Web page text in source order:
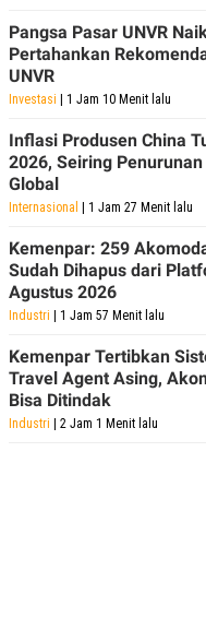
Pangsa Pasar UNVR
Pertahankan
UNVR
Investasi | 1 Jam 10 Menit lalu
Inflasi Produsen China
2026, Seiring
Global
Internasional | 1 Jam 27 Menit lalu
Kemenpar: 259
Sudah Dihapus dari
Agustus 2026
Industri | 1 Jam 57 Menit lalu
Kemenpar Tertibkan
Travel Agent Asing,
Bisa Ditindak
Industri | 2 Jam 1 Menit lalu